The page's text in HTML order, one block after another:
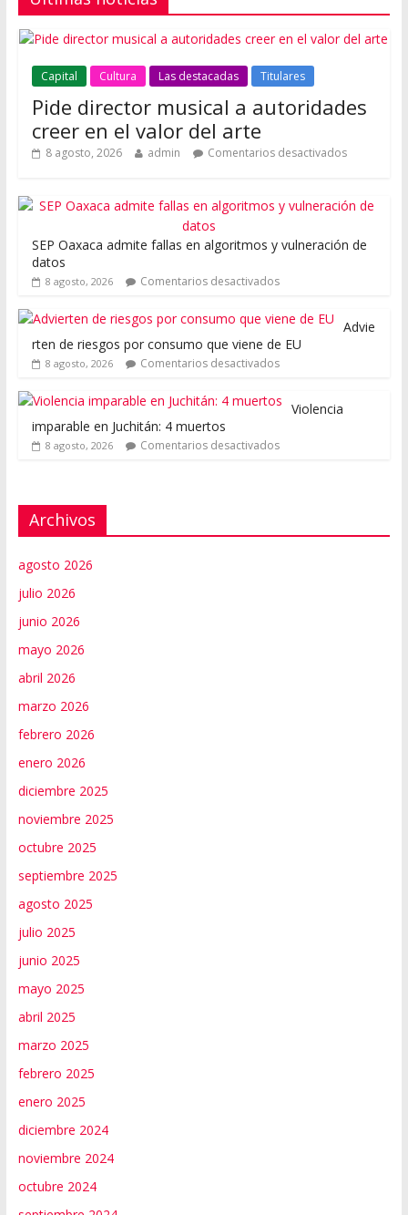
Capital Cultura Las destacadas Titulares
Pide director musical a autoridades
creer en el valor del arte
8 agosto, 2026 admin Comentarios desactivados
SEP Oaxaca admite fallas en algoritmos y vulneración de
datos
8 agosto, 2026 Comentarios desactivados
Advie
rten de riesgos por consumo que viene de EU
8 agosto, 2026 Comentarios desactivados
Violencia
imparable en Juchitán: 4 muertos
8 agosto, 2026 Comentarios desactivados
Archivos
agosto 2026
julio 2026
junio 2026
mayo 2026
abril 2026
marzo 2026
febrero 2026
enero 2026
diciembre 2025
noviembre 2025
octubre 2025
septiembre 2025
agosto 2025
julio 2025
junio 2025
mayo 2025
abril 2025
marzo 2025
febrero 2025
enero 2025
diciembre 2024
noviembre 2024
octubre 2024